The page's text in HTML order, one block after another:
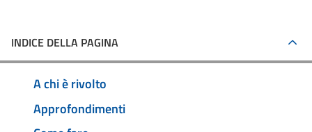
INDICE DELLA PAGINA
A chi è rivolto
Approfondimenti